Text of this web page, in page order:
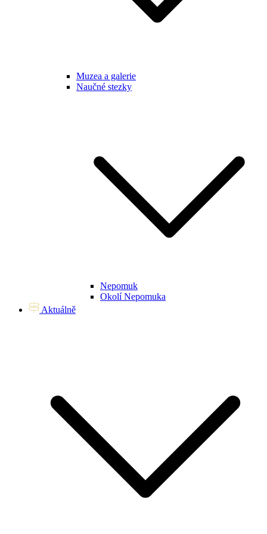
Muzea a galerie
Naučné stezky
Nepomuk
Okolí Nepomuka
Aktuálně